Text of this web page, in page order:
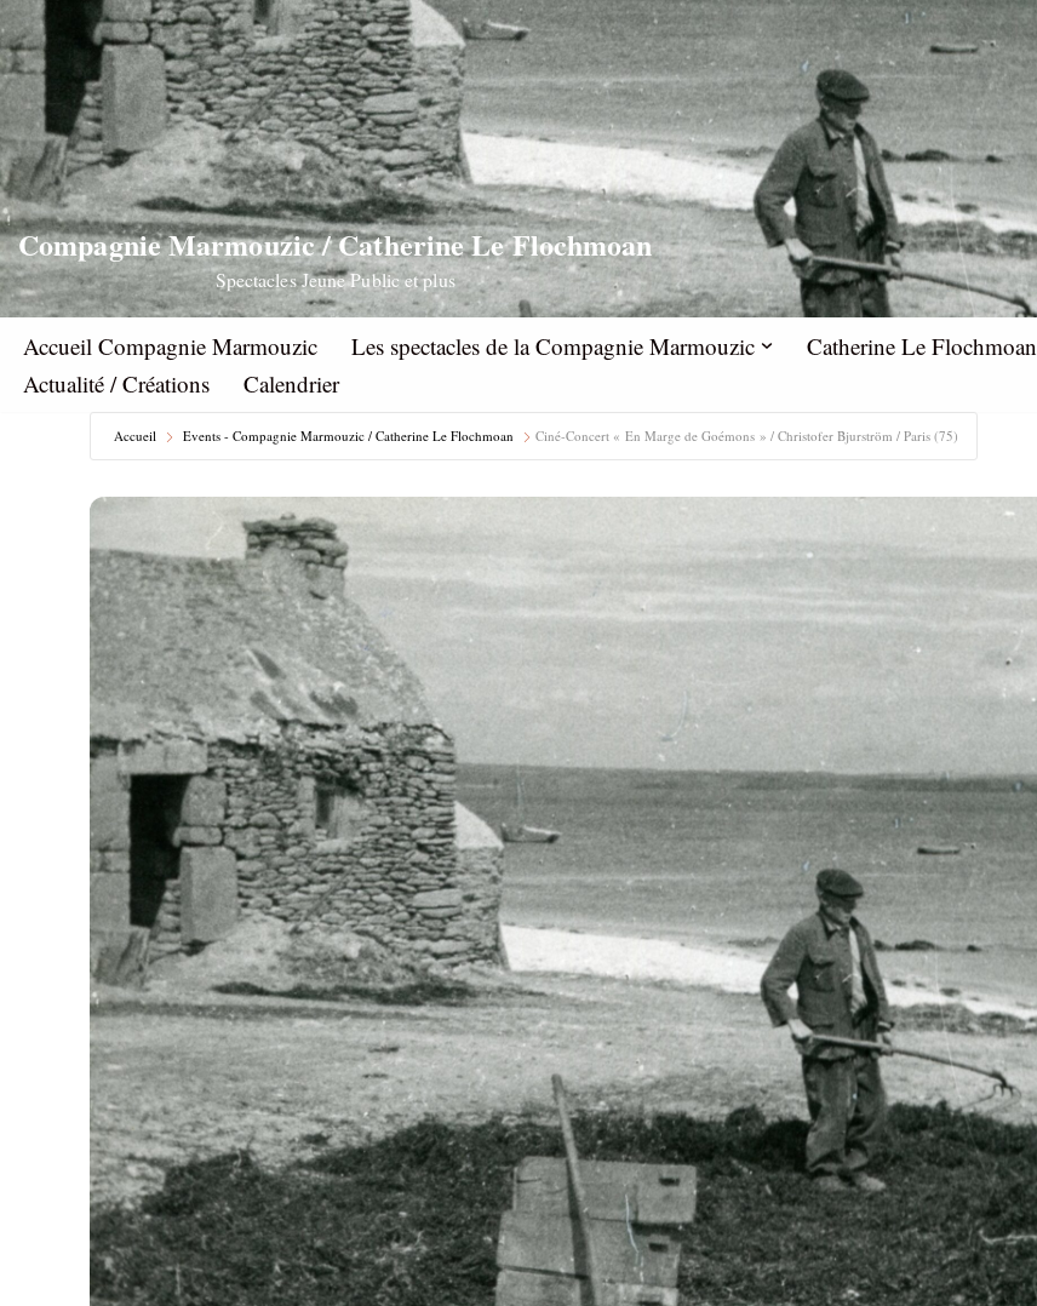
Aller
au
contenu
Compagnie Marmouzic / Catherine Le Flochmoan
Spectacles Jeune Public et plus
Accueil Compagnie Marmouzic Les spectacles de la Compagnie Marmouzic Catherine Le Flochmoan
Actualité / Créations
Calendrier
Accueil Events - Compagnie Marmouzic / Catherine Le Flochmoan Ciné-Concert « En Marge de Goémons » / Christofer Bjurström / Paris (75)